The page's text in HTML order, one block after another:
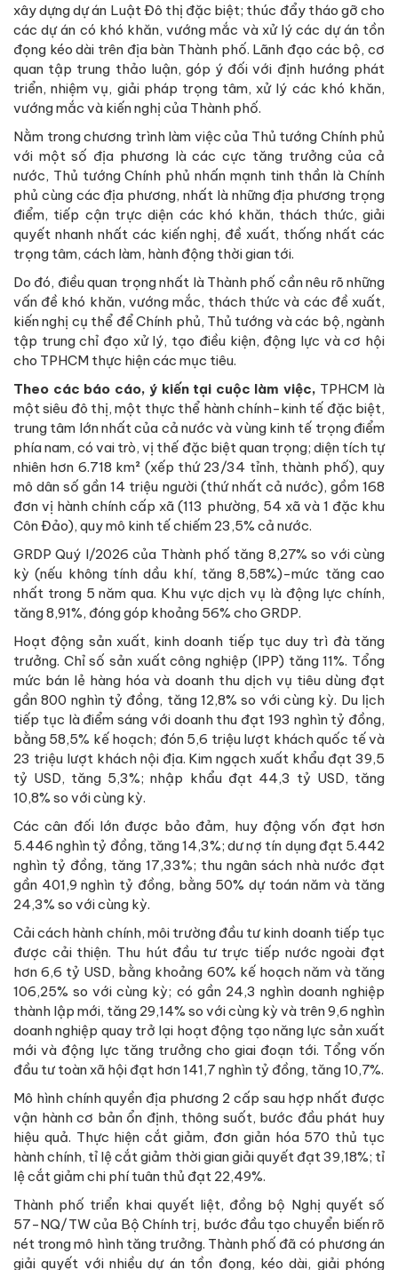
xây dựng dự án Luật Đô thị đặc biệt; thúc đẩy tháo gỡ cho
các dự án có khó khăn, vướng mắc và xử lý các dự án tồn
đọng kéo dài trên địa bàn Thành phố. Lãnh đạo các bộ, cơ
quan tập trung thảo luận, góp ý đối với định hướng phát
triển, nhiệm vụ, giải pháp trọng tâm, xử lý các khó khăn,
vướng mắc và kiến nghị của Thành phố.
Nằm trong chương trình làm việc của Thủ tướng Chính phủ
với một số địa phương là các cực tăng trưởng của cả
nước, Thủ tướng Chính phủ nhấn mạnh tinh thần là Chính
phủ cùng các địa phương, nhất là những địa phương trọng
điểm, tiếp cận trực diện các khó khăn, thách thức, giải
quyết nhanh nhất các kiến nghị, đề xuất, thống nhất các
trọng tâm, cách làm, hành động thời gian tới.
Do đó, điều quan trọng nhất là Thành phố cần nêu rõ những
vấn đề khó khăn, vướng mắc, thách thức và các đề xuất,
kiến nghị cụ thể để Chính phủ, Thủ tướng và các bộ, ngành
tập trung chỉ đạo xử lý, tạo điều kiện, động lực và cơ hội
cho TPHCM thực hiện các mục tiêu.
Theo các báo cáo, ý kiến tại cuộc làm việc, TPHCM là
một siêu đô thị, một thực thể hành chính-kinh tế đặc biệt,
trung tâm lớn nhất của cả nước và vùng kinh tế trọng điểm
phía nam, có vai trò, vị thế đặc biệt quan trọng; diện tích tự
nhiên hơn 6.718 km² (xếp thứ 23/34 tỉnh, thành phố), quy
mô dân số gần 14 triệu người (thứ nhất cả nước), gồm 168
đơn vị hành chính cấp xã (113 phường, 54 xã và 1 đặc khu
Côn Đảo), quy mô kinh tế chiếm 23,5% cả nước.
GRDP Quý I/2026 của Thành phố tăng 8,27% so với cùng
kỳ (nếu không tính dầu khí, tăng 8,58%)-mức tăng cao
nhất trong 5 năm qua. Khu vực dịch vụ là động lực chính,
tăng 8,91%, đóng góp khoảng 56% cho GRDP.
Hoạt động sản xuất, kinh doanh tiếp tục duy trì đà tăng
trưởng. Chỉ số sản xuất công nghiệp (IPP) tăng 11%. Tổng
mức bán lẻ hàng hóa và doanh thu dịch vụ tiêu dùng đạt
gần 800 nghìn tỷ đồng, tăng 12,8% so với cùng kỳ. Du lịch
tiếp tục là điểm sáng với doanh thu đạt 193 nghìn tỷ đồng,
bằng 58,5% kế hoạch; đón 5,6 triệu lượt khách quốc tế và
23 triệu lượt khách nội địa. Kim ngạch xuất khẩu đạt 39,5
tỷ USD, tăng 5,3%; nhập khẩu đạt 44,3 tỷ USD, tăng
10,8% so với cùng kỳ.
Các cân đối lớn được bảo đảm, huy động vốn đạt hơn
5.446 nghìn tỷ đồng, tăng 14,3%; dư nợ tín dụng đạt 5.442
nghìn tỷ đồng, tăng 17,33%; thu ngân sách nhà nước đạt
gần 401,9 nghìn tỷ đồng, bằng 50% dự toán năm và tăng
24,3% so với cùng kỳ.
Cải cách hành chính, môi trường đầu tư kinh doanh tiếp tục
được cải thiện. Thu hút đầu tư trực tiếp nước ngoài đạt
hơn 6,6 tỷ USD, bằng khoảng 60% kế hoạch năm và tăng
106,25% so với cùng kỳ; có gần 24,3 nghìn doanh nghiệp
thành lập mới, tăng 29,14% so với cùng kỳ và trên 9,6 nghìn
doanh nghiệp quay trở lại hoạt động tạo năng lực sản xuất
mới và động lực tăng trưởng cho giai đoạn tới. Tổng vốn
đầu tư toàn xã hội đạt hơn 141,7 nghìn tỷ đồng, tăng 10,7%.
Mô hình chính quyền địa phương 2 cấp sau hợp nhất được
vận hành cơ bản ổn định, thông suốt, bước đầu phát huy
hiệu quả. Thực hiện cắt giảm, đơn giản hóa 570 thủ tục
hành chính, tỉ lệ cắt giảm thời gian giải quyết đạt 39,18%; tỉ
lệ cắt giảm chi phí tuân thủ đạt 22,49%.
Thành phố triển khai quyết liệt, đồng bộ Nghị quyết số
57-NQ/TW của Bộ Chính trị, bước đầu tạo chuyển biến rõ
nét trong mô hình tăng trưởng. Thành phố đã có phương án
giải quyết với nhiều dự án tồn đọng, kéo dài, giải phóng